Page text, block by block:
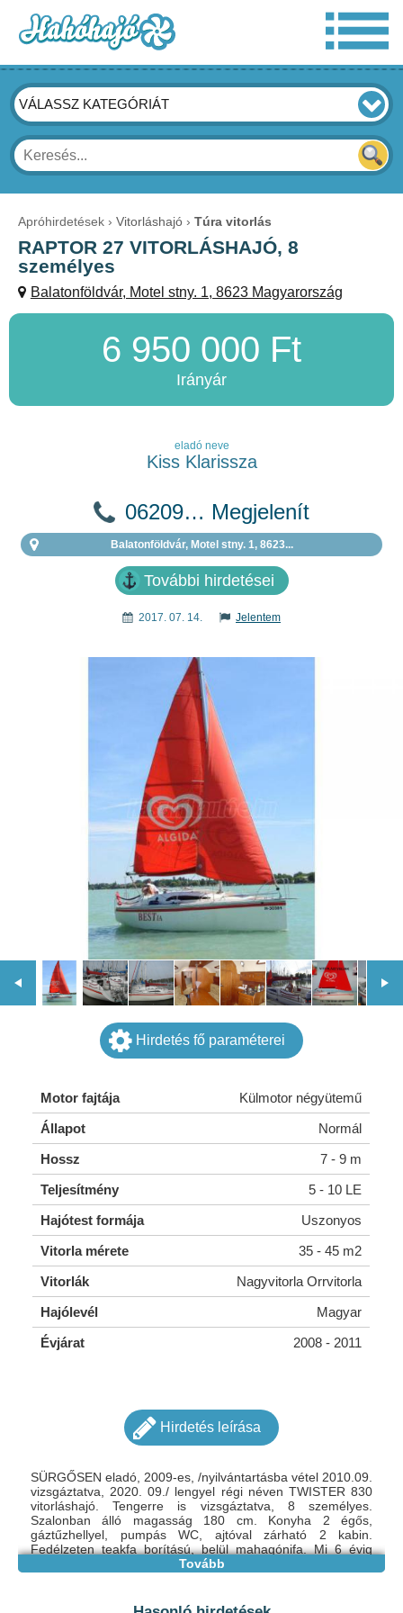
VÁLASSZ KATEGÓRIÁT
Apróhirdetések Vitorláshajó Túra vitorlás
RAPTOR 27 VITORLÁSHAJÓ, 8
személyes
Balatonföldvár, Motel stny. 1, 8623 Magyarország
6 950 000 Ft
Irányár
eladó neve
Kiss Klarissza
06209… Megjelenít
Balatonföldvár, Motel stny. 1, 8623...
További hirdetései
2017. 07. 14. Jelentem
Hirdetés fő paraméterei
Motor fajtája
Külmotor négyütemű
Állapot
Normál
Hossz
7 - 9 m
Teljesítmény
5 - 10 LE
Hajótest formája
Uszonyos
Vitorla mérete
35 - 45 m2
Vitorlák
Nagyvitorla Orrvitorla
Hajólevél
Magyar
Évjárat
2008 - 2011
Hirdetés leírása
SÜRGŐSEN eladó, 2009-es, /nyilvántartásba vétel 2010.09.
vizsgáztatva, 2020. 09./ lengyel régi néven TWISTER 830
vitorláshajó. Tengerre is vizsgáztatva, 8 személyes.
Szalonban álló magasság 180 cm. Konyha 2 égős,
gáztűzhellyel, pumpás WC, ajtóval zárható 2 kabin.
Fedélzeten teakfa borítású, belül mahagónifa. Mi 6 évig
nyaraló helyett is használtuk. Fürdőlépcső, orrkilépő,
hajó hossz 8.3 m, szélesség 2.8 m, súly 2.3 t, nagyon stabil,
Tovább